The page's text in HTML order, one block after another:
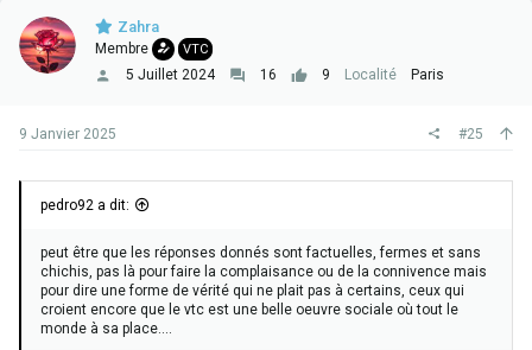
Zahra
Membre VTC
5 Juillet 2024 16 9 Localité Paris
9 Janvier 2025 #25
pedro92 a dit:
peut être que les réponses donnés sont factuelles, fermes et sans
chichis, pas là pour faire la complaisance ou de la connivence mais
pour dire une forme de vérité qui ne plait pas à certains, ceux qui
croient encore que le vtc est une belle oeuvre sociale où tout le
monde à sa place....